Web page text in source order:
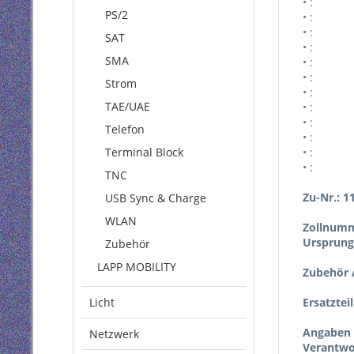
PS/2
SAT
SMA
Strom
TAE/UAE
Telefon
Terminal Block
TNC
USB Sync & Charge
WLAN
Zubehör
LAPP MOBILITY
Licht
Netzwerk
• :
• :
• :
• :
• :
• :
• :
• :
• :
• :
• :
Zu-Nr.:
Zubehör